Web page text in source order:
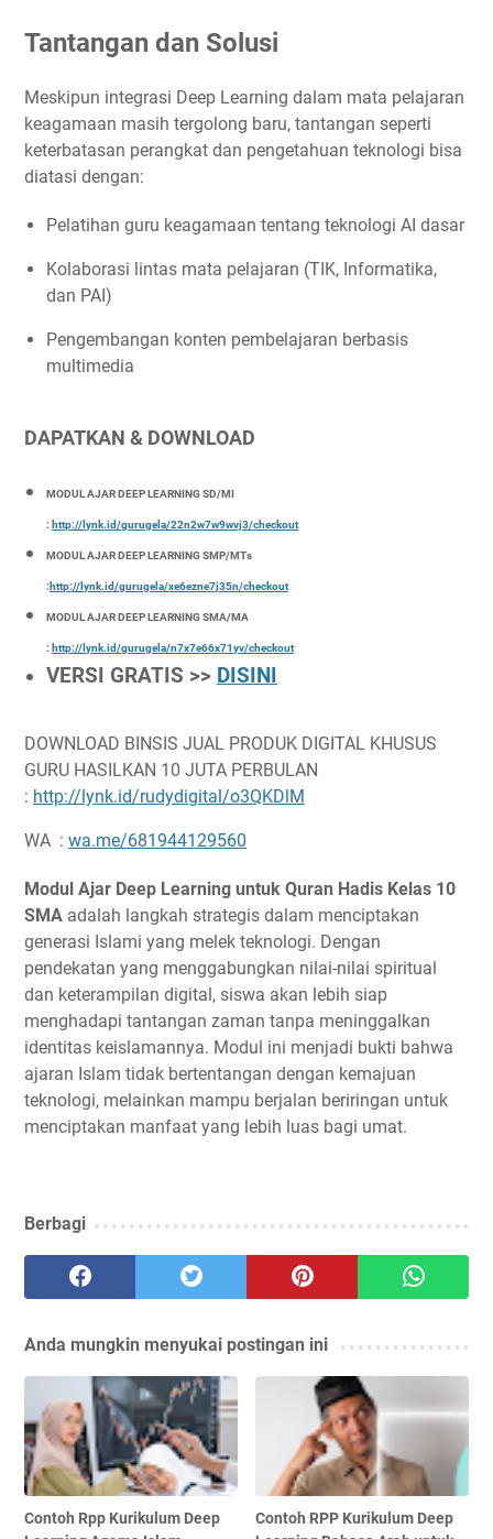
Tantangan dan Solusi
Meskipun integrasi Deep Learning dalam mata pelajaran
keagamaan masih tergolong baru, tantangan seperti
keterbatasan perangkat dan pengetahuan teknologi bisa
diatasi dengan:
Pelatihan guru keagamaan tentang teknologi AI dasar
Kolaborasi lintas mata pelajaran (TIK, Informatika,
dan PAI)
Pengembangan konten pembelajaran berbasis
multimedia
DAPATKAN & DOWNLOAD
MODUL AJAR DEEP LEARNING SD/MI
: http://lynk.id/gurugela/22n2w7w9wvj3/checkout
MODUL AJAR DEEP LEARNING SMP/MTs
: http://lynk.id/gurugela/xe6ezne7j35n/checkout
MODUL AJAR DEEP LEARNING SMA/MA
: http://lynk.id/gurugela/n7x7e66x71yv/checkout
VERSI GRATIS >> DISINI
DOWNLOAD BINSIS JUAL PRODUK DIGITAL KHUSUS
GURU HASILKAN 10 JUTA PERBULAN
: http://lynk.id/rudydigital/o3QKDlM
WA : wa.me/681944129560
Modul Ajar Deep Learning untuk Quran Hadis Kelas 10
SMA adalah langkah strategis dalam menciptakan
generasi Islami yang melek teknologi. Dengan
pendekatan yang menggabungkan nilai-nilai spiritual
dan keterampilan digital, siswa akan lebih siap
menghadapi tantangan zaman tanpa meninggalkan
identitas keislamannya. Modul ini menjadi bukti bahwa
ajaran Islam tidak bertentangan dengan kemajuan
teknologi, melainkan mampu berjalan beriringan untuk
menciptakan manfaat yang lebih luas bagi umat.
Berbagi
Anda mungkin menyukai postingan ini
Contoh Rpp Kurikulum Deep
Contoh RPP Kurikulum Deep